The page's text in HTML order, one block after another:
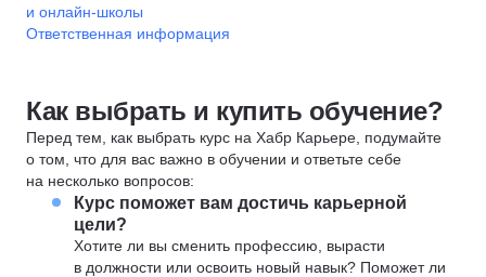
и онлайн-школы
Ответственная информация
Как выбрать и купить обучение?
Перед тем, как выбрать курс на Хабр Карьере, подумайте
о том, что для вас важно в обучении и ответьте себе
на несколько вопросов:
Курс поможет вам достичь карьерной
цели?
Хотите ли вы сменить профессию, вырасти
в должности или освоить новый навык? Поможет ли